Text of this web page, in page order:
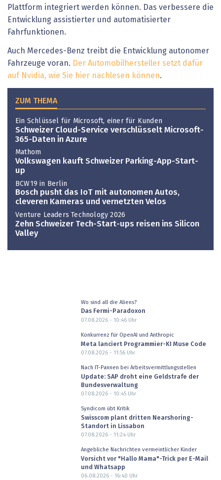
Plattform integriert werden können. Das verbessere die
Entwicklung assistierter und automatisierter
Fahrfunktionen.
Auch Mercedes-Benz treibt die Entwicklung autonomer
Fahrzeuge voran. Der Automobilhersteller setzt dafür
auf Nvidia, wie Sie hier nachlesen können.
ZUM THEMA
Ein Schlüssel für Microsoft, einer für Kunden
Schweizer Cloud-Service verschlüsselt Microsoft-
365-Daten in Azure
Mathom
Volkswagen kauft Schweizer Parking-App-Start-
up
BCW19 in Berlin
Bosch pusht das IoT mit autonomen Autos,
cleveren Kameras und vernetzten Velos
Venture Leaders Technology 2026
Zehn Schweizer Tech-Start-ups reisen ins Silicon
Valley
Wo sind all die Aliens?
Das Fermi-Paradoxon
07.08.2026 - 10:46Uhr
Konkurrenz für OpenAI und Anthropic
Meta lanciert Programmier-KI Muse Code
07.08.2026 - 11:56Uhr
Nach IT-Pannen bei Arbeitsvermittlungsstellen
Update: SAP droht eine Geldstrafe der
Bundesverwaltung
07.08.2026 - 10:45Uhr
Syndicom übt Kritik
Swisscom plant dritten Nearshoring-
Standort in Lissabon
07.08.2026 - 11:24Uhr
Angebliche Nachrichten vermeintlicher Kinder
Vorsicht vor "Hallo Mama"-Trick per E-Mail
und Whatsapp
06.08.2026 - 16:40 Uhr